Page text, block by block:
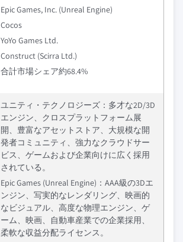
Epic Games, Inc. (Unreal Engine)
Cocos
YoYo Games Ltd.
Construct (Scirra Ltd.)
合計市場シェア約68.4%
ユニティ・テクノロジーズ：多才な2D/3D
エンジン、クロスプラットフォーム展
開、豊富なアセットストア、大規模な開
発者コミュニティ、強力なクラウドサー
ビス、ゲームおよび企業向けに広く採用
されている。
Epic Games (Unreal Engine)：AAA級の3Dエ
ンジン、写実的なレンダリング、映画的
なビジュアル、高度な物理エンジン、ゲ
ーム、映画、自動車産業での企業採用、
柔軟な収益分配ライセンス。